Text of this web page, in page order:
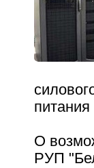
О
РУП